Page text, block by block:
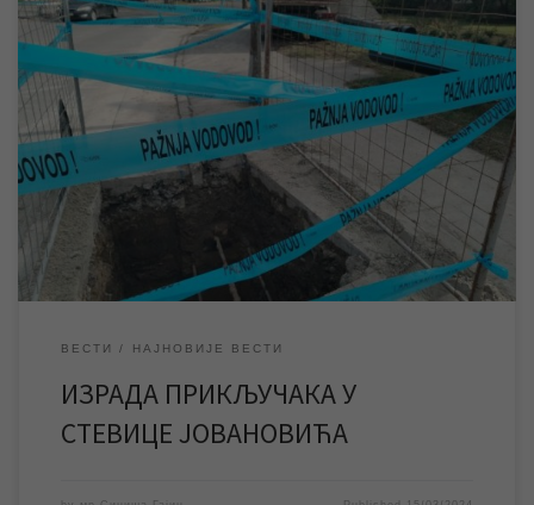
У суботу се врше радови ЈКП „Водовод и канализација“ на
изради прикључака и повезивању објеката на новоизграђену
мрежу у улици Стевице Јовановића у насељу Мала Америка,
због чега ће доћи до прекида водоснабдевања у овој улици. У
суботу 16. марта изводиће се радови ЈКП „Водовод и
канализација“ Зрењанин на изради […]
ВЕСТИ НАЈНОВИЈЕ ВЕСТИ
ИЗРАДА ПРИКЉУЧАКА У
СТЕВИЦЕ ЈОВАНОВИЋА